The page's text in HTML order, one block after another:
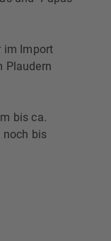
im Import
Plaudern
bis ca.
noch bis